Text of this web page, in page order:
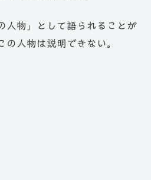
人物」として語られることが
の人物は説明できない。